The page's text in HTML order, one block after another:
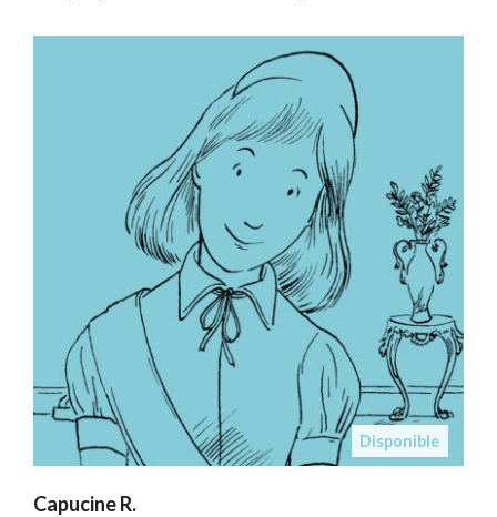
Disponible
Capucine R.